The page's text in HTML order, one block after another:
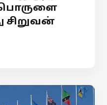
பொருளை
சிறுவன்